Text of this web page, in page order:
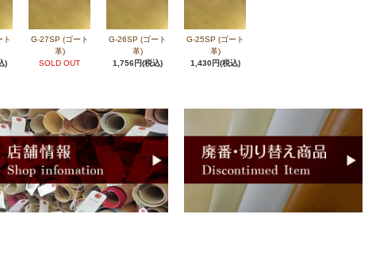
ト
)
G-27SP (ゴート
革)
SOLD OUT
G-26SP (ゴート
革)
1,756円(税込)
G-25SP (ゴート
革)
1,430円(税込)